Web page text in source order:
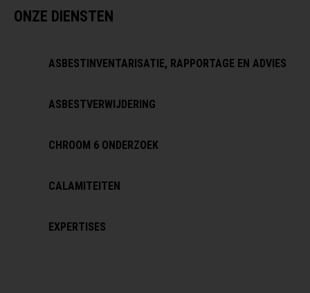
ONZE DIENSTEN
ASBESTINVENTARISATIE, RAPPORTAGE EN ADVIES
ASBESTVERWIJDERING
CHROOM 6 ONDERZOEK
CALAMITEITEN
EXPERTISES